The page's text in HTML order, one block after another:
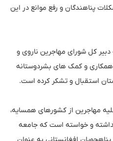
پناهندگان و رفع موانع در این
کل شورای مهاجرین ناروی و
و کمک های بشردوستانه
استقبال و تشکر کرده است.
مهاجرین از کشورهای همسایه،
و خواسته است که جامعه